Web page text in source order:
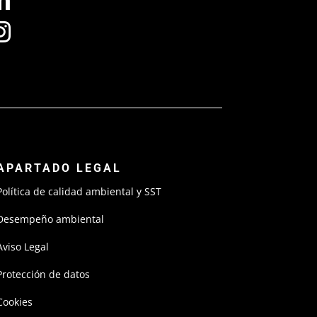
LEGAL
de calidad ambiental y SST
ambiental
Legal
de datos